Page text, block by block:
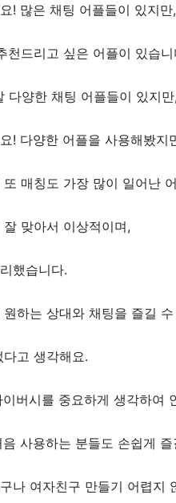
! 많은 채팅 어플들이 있지만,
천드리고 싶은 어플이 있습니
다양한 채팅 어플들이 있지만,
! 다양한 어플을 사용해봤지
매칭도 가장 많이 일어난
맞아서 이상적이며,
했습니다.
하는 상대와 채팅을 즐길 수
고 생각해요.
버시를 중요하게 생각하여
사용하는 분들도 손쉽게
나 여자친구 만들기 어렵지